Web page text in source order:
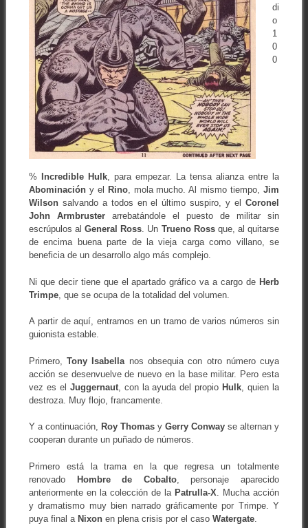
di
o
1
0
0
% Incredible Hulk, para empezar. La tensa alianza entre la
Abominacióny el Rino, mola mucho. Al mismo tiempo,Jim
Wilsonsalvando a todos en el último suspiro, y elCoronel
John Armbrusterarrebatándole el puesto de militar sin
escrúpulos alGeneral Ross. Un Trueno Rossque, al quitarse
de encima buena parte de la vieja carga como villano, se
beneficia de un desarrollo algo más complejo.
Ni que decir tiene que el apartado gráfico va a cargo de Herb
Trimpe, que se ocupa de la totalidad del volumen.
A partir de aquí, entramos en un tramo de varios números sin
guionista estable.
Primero,Tony Isabella nos obsequia con otro número cuya
acción se desenvuelve de nuevo en la base militar. Pero esta
vez es el Juggernaut, con la ayuda del propio Hulk , quien la
destroza. Muy flojo, francamente.
Y a continuación, Roy Thomas yGerry Conway se alternan y
cooperan durante un puñado de números.
Primero está la trama en la que regresa un totalmente
renovado
Hombre de Cobalto, personaje aparecido
anteriormente en la colección de la Patrulla-X . Mucha acción
y dramatismo muy bien narrado gráficamente por Trimpe. Y
puya final a Nixonen plena crisis por el caso Watergate.